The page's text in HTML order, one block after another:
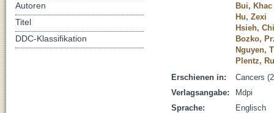
Bui,
Hu, Zexi
Hsieh,
Bozko,
Nguyen,
Plentz,
Erschienen in:
Cancers
Verlagsangabe:
Mdpi
Sprache:
Englisch
Autoren
Titel
DDC-Klassifikation